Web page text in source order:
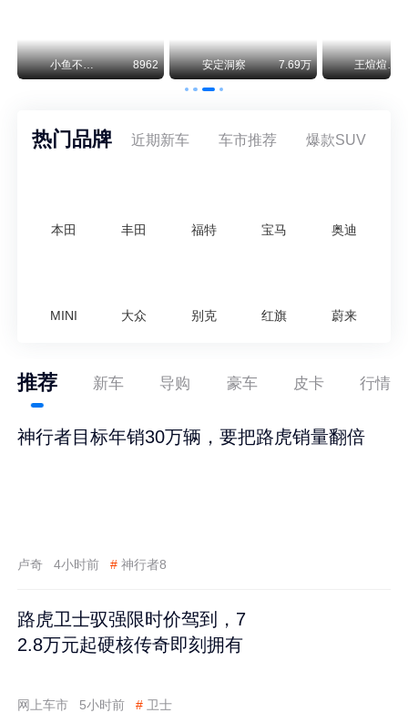
小鱼不刹车 8962 安定洞察 7.69万 王煊煊的爱车日记
热门品牌 近期新车 车市推荐 爆款SUV
本田 丰田 福特 宝马 奥迪
MINI 大众 别克 红旗 蔚来
推荐 新车 导购 豪车 皮卡 行情
神行者目标年销30万辆，要把路虎销量翻倍
卢奇 4小时前 # 神行者8
路虎卫士驭强限时价驾到，7
2.8万元起硬核传奇即刻拥有
网上车市 5小时前 # 卫士